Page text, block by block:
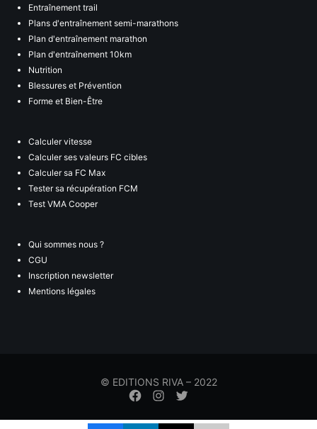
Entraînement trail
Plans d'entraînement semi-marathons
Plan d'entraînement marathon
Plan d'entraînement 10km
Nutrition
Blessures et Prévention
Forme et Bien-Être
Calculer vitesse
Calculer ses valeurs FC cibles
Calculer sa FC Max
Tester sa récupération FCM
Test VMA Cooper
Qui sommes nous ?
CGU
Inscription newsletter
Mentions légales
© EDITIONS RIVA – 2022
Élément
menude
de